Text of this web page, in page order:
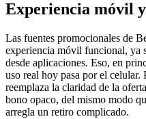
Experiencia móvil
Las fuentes promocionales de
experiencia móvil funcional, ya
desde aplicaciones. Eso, en
uso real hoy pasa por el
reemplaza la claridad de la
bono opaco, del mismo modo
arregla un retiro complicado.